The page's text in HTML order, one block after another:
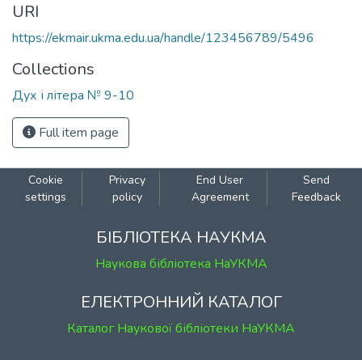
URI
https://ekmair.ukma.edu.ua/handle/123456789/5496
Collections
Дух і літера № 9-10
Full item page
Cookie
settings
Privacy
policy
End User
Agreement
Send
Feedback
БІБЛІОТЕКА НАУКМА
Наукова бібліотека НаУКМА
ЕЛЕКТРОННИЙ КАТАЛОГ
Каталог Наукової бібліотеки НаУКМА